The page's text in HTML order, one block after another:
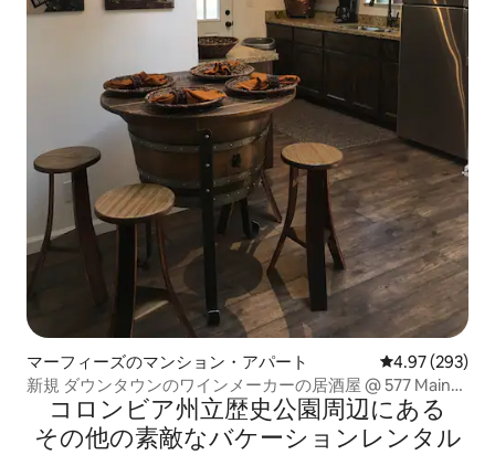
マーフィーズのマンション・アパート レビュー293
4.97 (293)
新規 ダウンタウンのワインメーカーの居酒屋 @ 577 Main
Streetコロンビア州立歴史公園⁠周⁠辺⁠に⁠あ⁠る
そ⁠の⁠他⁠の素⁠敵⁠なバ⁠ケ⁠ー⁠シ⁠ョ⁠ン⁠レ⁠ン⁠タ⁠ル